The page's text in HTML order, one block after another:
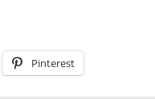
Pinterest